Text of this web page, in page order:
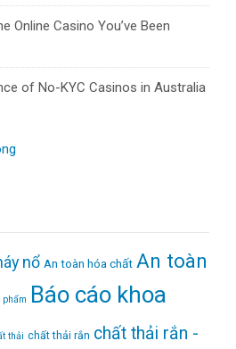
Online Casino You’ve Been
of No-KYC Casinos in Australia
nổ An toàn hóa chất An toàn
phẩm Báo cáo khoa
thải chất thải rắn chất thải rắn -